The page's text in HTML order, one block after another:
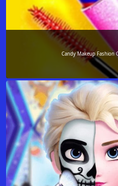
Candy Makeup Fashion